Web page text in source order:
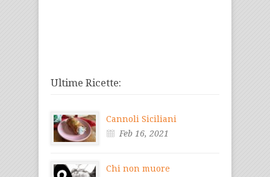
Ultime Ricette:
Cannoli Siciliani
Feb 16, 2021
Chi non muore